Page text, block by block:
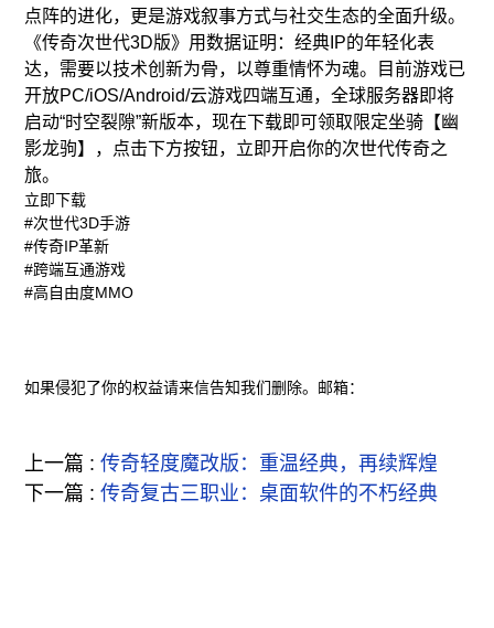
点阵的进化，更是游戏叙事方式与社交生态的全面升级。
《传奇次世代3D版》用数据证明：经典IP的年轻化表
达，需要以技术创新为骨，以尊重情怀为魂。目前游戏已
开放PC/iOS/Android/云游戏四端互通，全球服务器即将
启动“时空裂隙”新版本，现在下载即可领取限定坐骑【幽
影龙驹】，点击下方按钮，立即开启你的次世代传奇之
旅。
立即下载
#次世代3D手游
#传奇IP革新
#跨端互通游戏
#高自由度MMO
如果侵犯了你的权益请来信告知我们删除。邮箱：
上一篇 :传奇轻度魔改版：重温经典，再续辉煌
下一篇 :传奇复古三职业：桌面软件的不朽经典